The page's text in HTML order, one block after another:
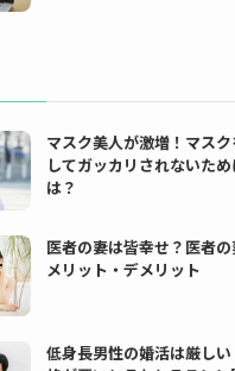
マスク美人が激増！マス
してガッカリされないため
は？
医者の妻は皆幸せ？医者の
メリット・デメリット
低身長男性の婚活は厳し